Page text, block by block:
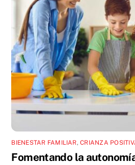
BIENESTAR FAMILIAR,CRIANZA
Fomentando la